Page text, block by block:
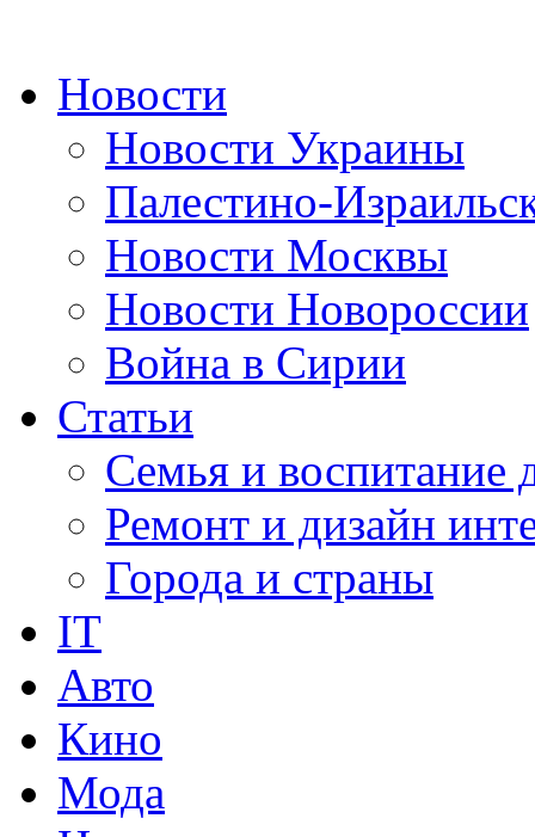
Новости
Новости Украины
Палестино-
Новости Москвы
Новости Новороссии
Война в Сирии
Статьи
Семья и воспитание
Ремонт и дизайн
Города и страны
IT
Авто
Кино
Мода